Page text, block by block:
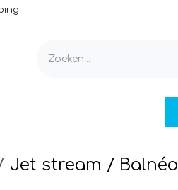
Jet stream / Balnéo